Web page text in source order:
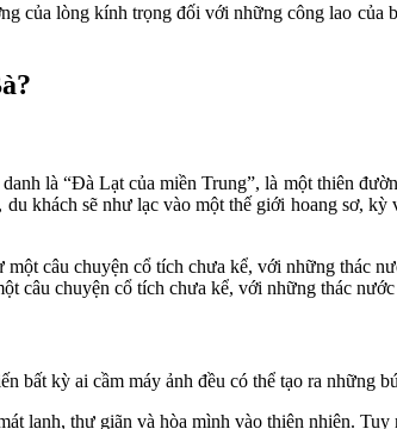
của lòng kính trọng đối với những công lao của
là “Đà Lạt của miền Trung”, là một thiên
khách sẽ như lạc vào một thế giới hoang sơ,
câu chuyện cổ tích chưa kể, với những thác
bất kỳ ai cầm máy ảnh đều có thể tạo ra những
lạnh, thư giãn và hòa mình vào thiên nhiên.